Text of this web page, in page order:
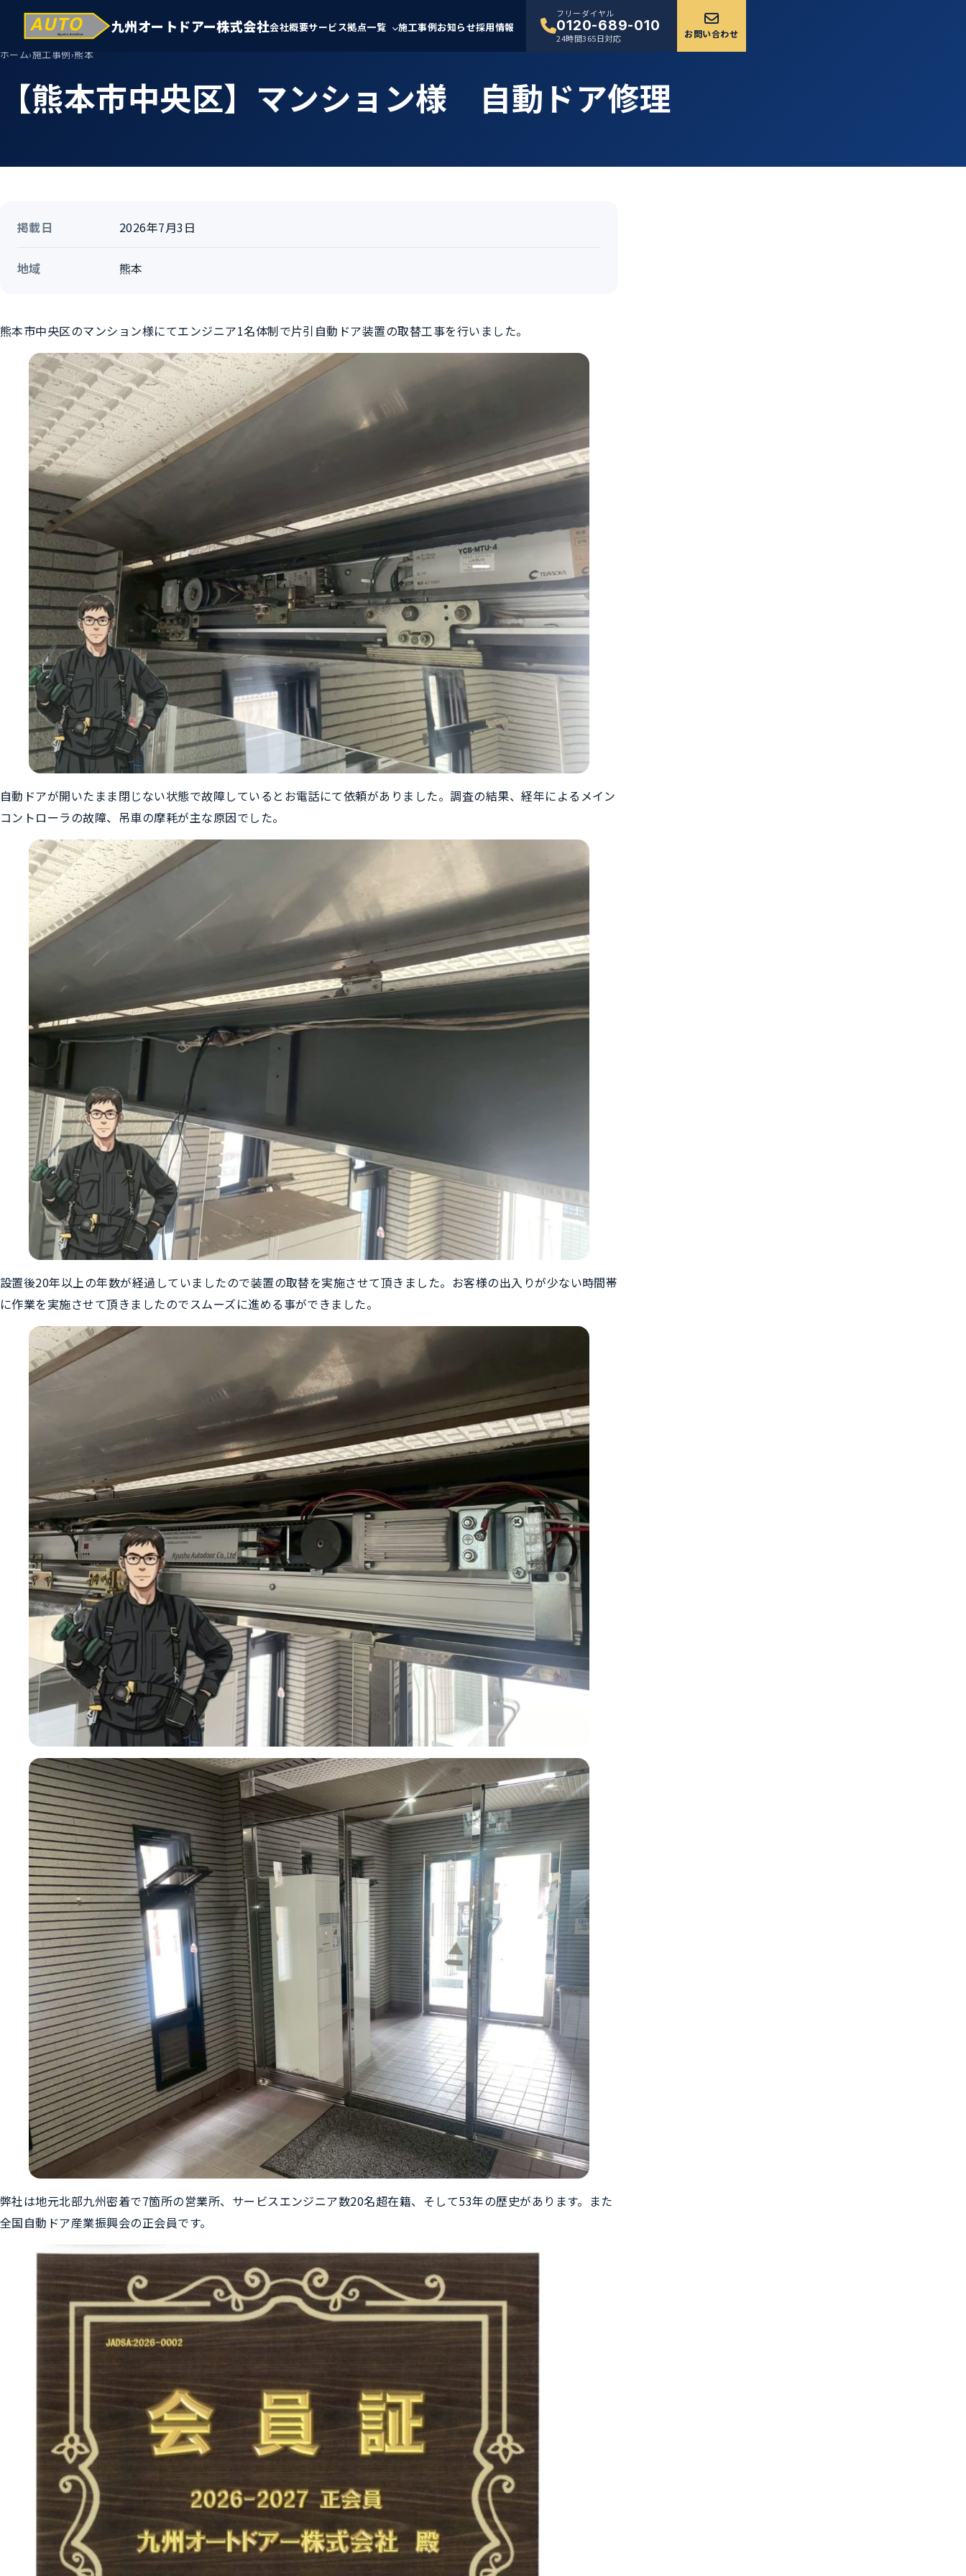
九州オートドアー株式会社会社概要サービス拠点一覧 施工事例お知らせ採用情報
フリーダイヤル
0120-689-010
24時間365日対応 お問い合わせ
ホーム›施工事例›熊本
【熊本市中央区】マンション様 自動ドア修理
掲載日 2026年7月3日
地域 熊本
熊本市中央区のマンション様にてエンジニア1名体制で片引自動ドア装置の取替工事を行いました。
自動ドアが開いたまま閉じない状態で故障しているとお電話にて依頼がありました。調査の結果、経年によるメイン
コントローラの故障、吊車の摩耗が主な原因でした。
設置後20年以上の年数が経過していましたので装置の取替を実施させて頂きました。お客様の出入りが少ない時間帯
に作業を実施させて頂きましたのでスムーズに進める事ができました。
弊社は地元北部九州密着で7箇所の営業所、サービスエンジニア数20名超在籍、そして53年の歴史があります。また
全国自動ドア産業振興会の正会員です。